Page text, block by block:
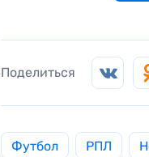
Поделиться
Футбол РПЛ